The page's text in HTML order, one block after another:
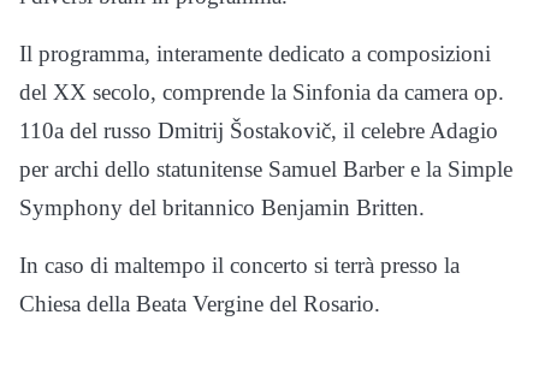
Il programma, interamente dedicato a composizioni
del XX secolo, comprende la Sinfonia da camera op.
110a del russo Dmitrij Šostakovič, il celebre Adagio
per archi dello statunitense Samuel Barber e la Simple
Symphony del britannico Benjamin Britten.
In caso di maltempo il concerto si terrà presso la
Chiesa della Beata Vergine del Rosario.